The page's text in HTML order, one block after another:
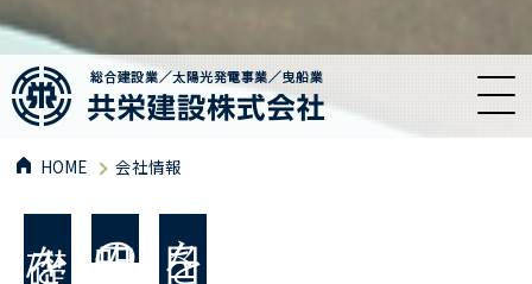
HOME 会社情報
日々を積み
明日の
礎を築く